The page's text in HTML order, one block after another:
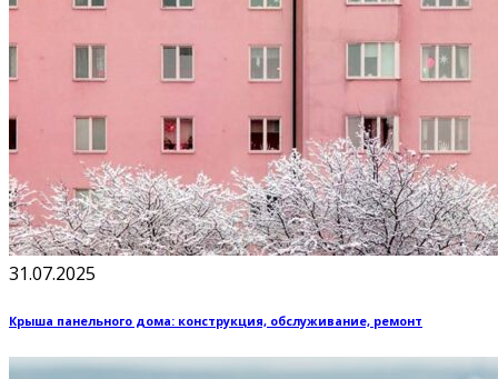
31.07.2025
Крыша панельного дома: конструкция, обслуживание, ремонт